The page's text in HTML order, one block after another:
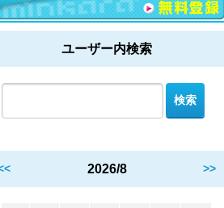
ユーザー内検索
2026/8 >>